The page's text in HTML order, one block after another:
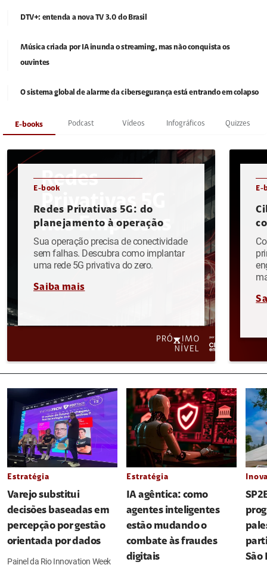
DTV+: entenda a nova TV 3.0 do Brasil
Música criada por IA inunda o streaming, mas não conquista os
ouvintes
O sistema global de alarme da cibersegurança está entrando em colapso
E-books Podcast Vídeos Infográficos Quizzes
E-book
Redes Privativas 5G: do
planejamento à operação
Sua operação precisa de conectividade
sem falhas. Descubra como implantar
uma rede 5G privativa do zero.
Saiba mais
E-
Estratégia
Varejo substitui
decisões baseadas em
percepção por gestão
orientada por dados
Painel da Rio Innovation Week
Estratégia
IA agêntica: como
agentes inteligentes
estão mudando o
combate às fraudes
digitais
São